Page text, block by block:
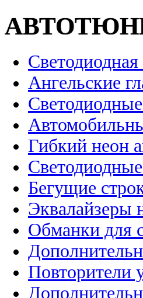
Ангельские
Гибкий неон
Бегущие
Эквалайзеры
Обманки для
Повторители